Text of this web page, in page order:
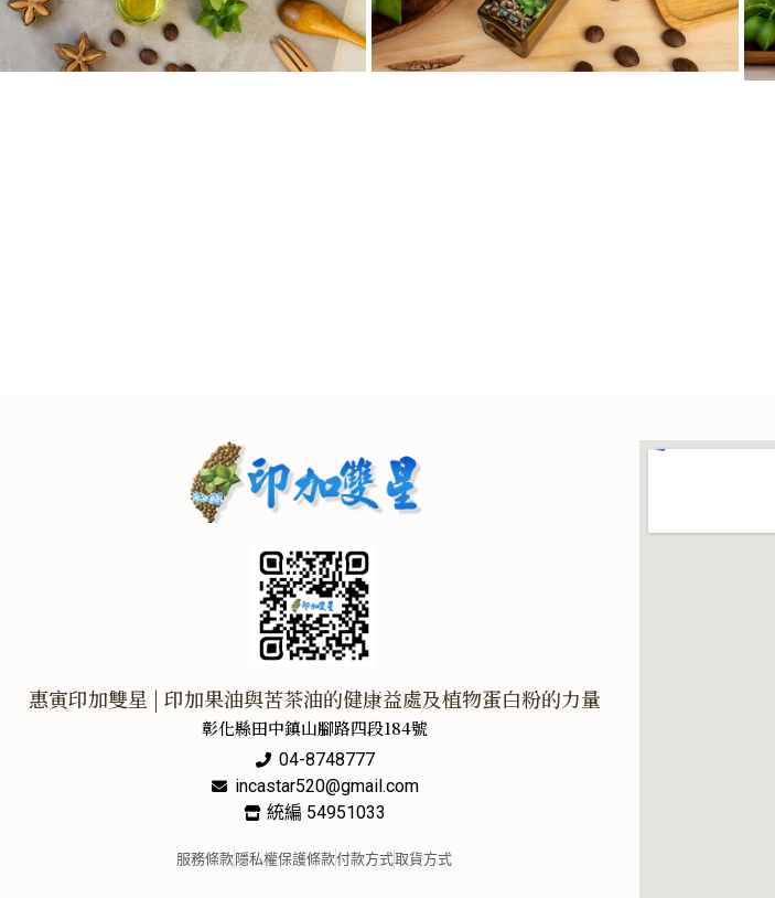
惠寅印加雙星 | 印加果油與苦茶油的健康益處及植物蛋白粉的力量
彰化縣田中鎮山腳路四段184號
04-8748777
incastar520@gmail.com
統編 54951033
服務條款隱私權保護條款付款方式取貨方式